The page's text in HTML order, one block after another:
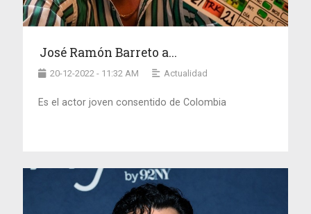
José Ramón Barreto a...
20-12-2022 - 11:32 AM Actualidad
Es el actor joven consentido de Colombia